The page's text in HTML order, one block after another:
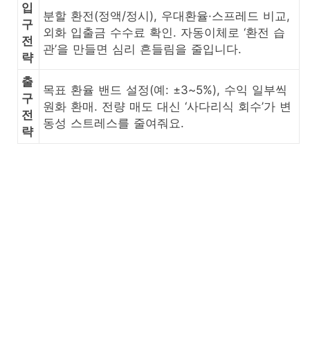
입
구
전
략
분할 환전(정액/정시), 우대환율·스프레드 비교,
외화 입출금 수수료 확인. 자동이체로 ‘환전 습
관’을 만들면 심리 흔들림을 줄입니다.
출
구
전
략
목표 환율 밴드 설정(예: ±3~5%), 수익 일부씩
원화 환매. 전량 매도 대신 ‘사다리식 회수’가 변
동성 스트레스를 줄여줘요.